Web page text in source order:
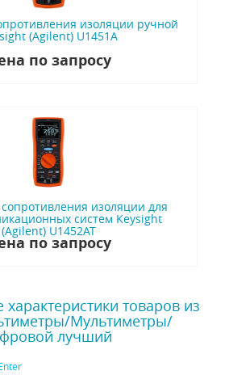
изоляции ручной
(Agilent) U1451A
по запросу
изоляции для
систем Keysight
(Agilent) U1452AT
по запросу
товаров из
Мультиметры/
лучший